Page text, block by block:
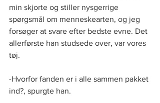
min skjorte og stiller nysgerrige
spørgsmål om menneskearten, og jeg
forsøger at svare efter bedste evne. Det
allerførste han studsede over, var vores
tøj.
-Hvorfor fanden er i alle sammen pakket
ind?, spurgte han.